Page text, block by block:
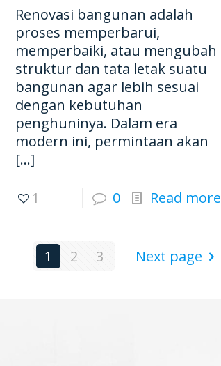
Renovasi bangunan adalah
proses memperbarui,
memperbaiki, atau mengubah
struktur dan tata letak suatu
bangunan agar lebih sesuai
dengan kebutuhan
penghuninya. Dalam era
modern ini, permintaan akan
[…]
1 0 Read more
1 2 3 Next page